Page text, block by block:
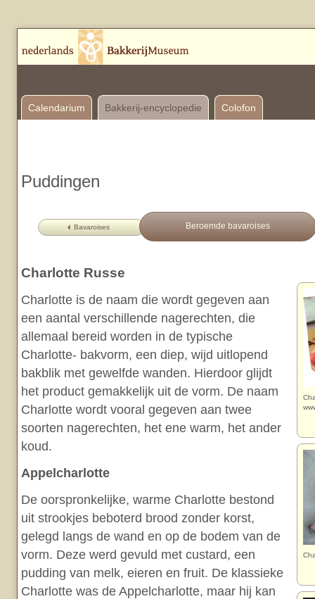
Calendarium Bakkerij-encyclopedie Colofon
Puddingen
Bavaroises Beroemde bavaroises
Charlotte Russe
Charlotte is de naam die wordt gegeven aan
een aantal verschillende nagerechten, die
allemaal bereid worden in de typische
Charlotte- bakvorm, een diep, wijd uitlopend
bakblik met gewelfde wanden. Hierdoor glijdt
het product gemakkelijk uit de vorm. De naam
Charlotte wordt vooral gegeven aan twee
soorten nagerechten, het ene warm, het ander
koud.
Appelcharlotte
De oorspronkelijke, warme Charlotte bestond
uit strookjes beboterd brood zonder korst,
gelegd langs de wand en op de bodem van de
vorm. Deze werd gevuld met custard, een
pudding van melk, eieren en fruit. De klassieke
Charlotte was de Appelcharlotte, maar hij kan